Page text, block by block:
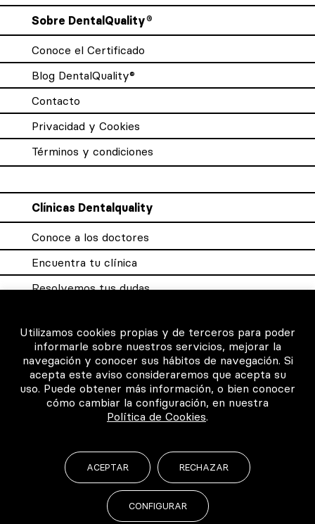
Sobre DentalQuality®
Conoce el Certificado
Blog DentalQuality®
Contacto
Privacidad y Cookies
Términos y condiciones
Clínicas Dentalquality
Conoce a los doctores
Encuentra tu clínica
Resolvemos tus dudas
Para los profesionales
Consigue tu certificado
Intranet clínicas certificadas
Música para los pacientes
©2026 Todos los derechos reservados
Utilizamos cookies propias y de terceros para poder
informarle sobre nuestros servicios, mejorar la
navegación y conocer sus hábitos de navegación. Si
acepta este aviso consideraremos que acepta su
uso. Puede obtener más información, o bien conocer
cómo cambiar la configuración, en nuestra
Política de Cookies.
ACEPTAR RECHAZAR
CONFIGURAR